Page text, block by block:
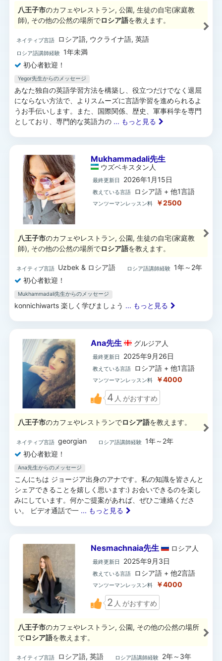
八王子市のカフェやレストラン, 公園, 生徒の自宅(家庭教
師), その他の公然の場所でロシア語を教えます。
ネイティブ言語 ロシア語, ウクライナ語, 英語
ロシア語講師経験 1年未満
初心者歓迎！
Yegor先生からのメッセージ
あなた独自の英語学習方法を構築し、役立つだけでなく退屈
にならない方法で、よりスムーズに言語学習を進められるよ
うお手伝いします。また、国際関係、歴史、軍事科学を専門
としており、専門的な英語力の ... もっと見る
Mukhammadali先生
ウズベキスタン 人
最終更新日 2026年1月15日
教えている言語 ロシア語 + 他1言語
マンツーマンレッスン料 ￥2500
八王子市のカフェやレストラン, 公園, 生徒の自宅(家庭教
師), その他の公然の場所でロシア語を教えます。
ネイティブ言語 Uzbek & ロシア語 ロシア語講師経験 1年～2年
初心者歓迎！
Mukhammadali先生からのメッセージ
konnichiwarts 楽しく学びましょう ... もっと見る
Ana先生 グルジア 人
最終更新日 2025年9月26日
教えている言語 ロシア語 + 他1言語
マンツーマンレッスン料 ￥4000
4 人 がおすすめ
八王子市のカフェやレストランでロシア語を教えます。
ネイティブ言語 georgian ロシア語講師経験 1年～2年
初心者歓迎！
Ana先生からのメッセージ
こんにちは ジョージア出身のアナです。私の知識を皆さんと
シェアできることを嬉しく思います:) お会いできるのを楽し
みにしています。何かご提案があれば、ぜひご連絡くださ
い。 ビデオ通話で一 ... もっと見る
Nesmachnaia先生 ロシア 人
最終更新日 2025年9月3日
教えている言語 ロシア語 + 他2言語
マンツーマンレッスン料 ￥4000
2 人 がおすすめ
八王子市のカフェやレストラン, 公園, その他の公然の場所
でロシア語を教えます。
ネイティブ言語 ロシア語, 英語 ロシア語講師経験
2年～3年